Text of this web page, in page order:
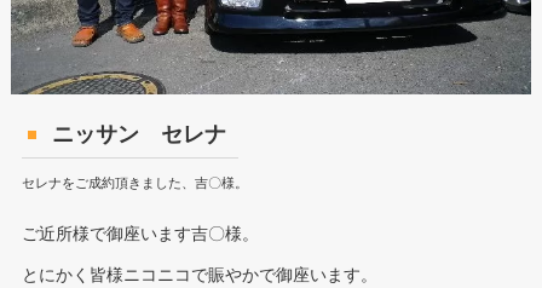
ニッサン セレナ
セレナをご成約頂きました、吉〇様。
ご近所様で御座います吉〇様。
とにかく皆様ニコニコで賑やかで御座います。